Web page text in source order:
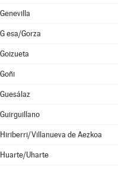
Genevilla
G esa/Gorza
Goizueta
Goñi
Guesálaz
Guirguillano
Hiriberri/Villanueva de Aezkoa
Huarte/Uharte